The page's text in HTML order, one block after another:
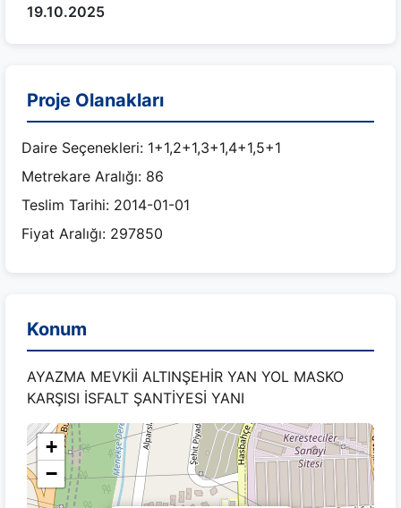
19.10.2025
Proje Olanakları
Daire Seçenekleri: 1+1,2+1,3+1,4+1,5+1
Metrekare Aralığı: 86
Teslim Tarihi: 2014-01-01
Fiyat Aralığı: 297850
Konum
AYAZMA MEVKİİ ALTINŞEHİR YAN YOL MASKO
KARŞISI İSFALT ŞANTİYESİ YANI
+
−